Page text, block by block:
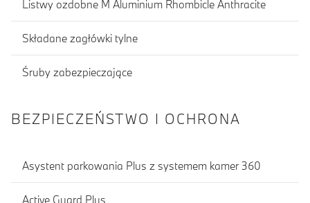
Listwy ozdobne M Aluminium Rhombicle Anthracite
Składane zagłówki tylne
Śruby zabezpieczające
BEZPIECZEŃSTWO I OCHRONA
Asystent parkowania Plus z systemem kamer 360
Active Guard Plus